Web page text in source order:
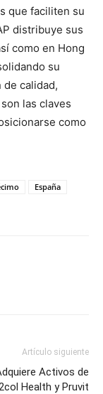
que faciliten su
distribuye sus
como en Hong
su
de calidad,
las claves
como
España
Artículo siguiente
Activos de
Health y Pruvit